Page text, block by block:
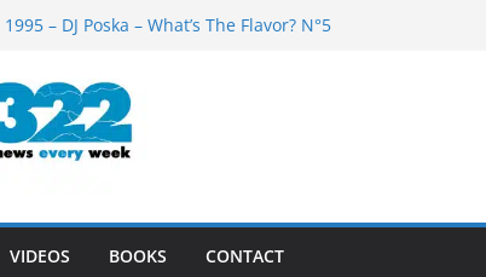
1995 – DJ Poska – What’s The Flavor? N°5
1995 – Dj Poska – What’s the flavor N°11
1995 – DJ Poska – What’s The Flavor? Vol. 6
VIDEOS BOOKS CONTACT